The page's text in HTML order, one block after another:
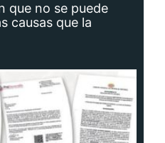
que no se puede
causas que la